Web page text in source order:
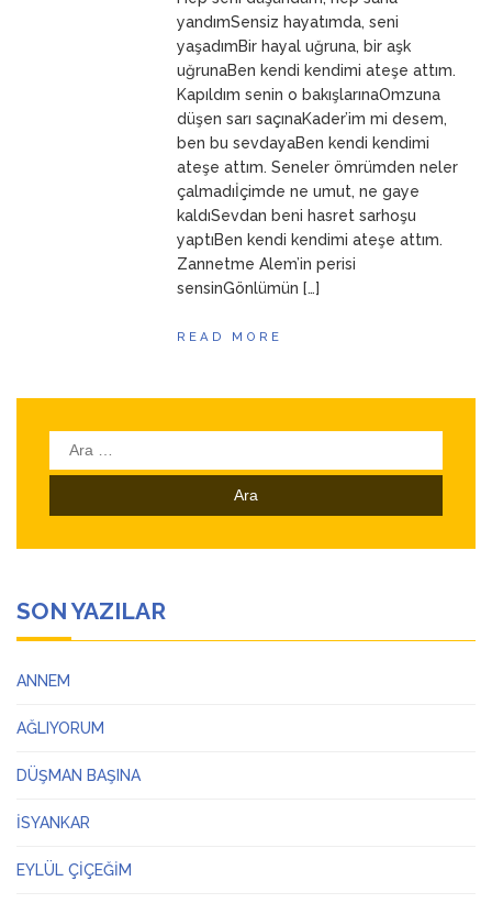
ANNEMyandımSensiz hayatımda, seni
yaşadımBir hayal uğruna, bir aşk
uğrunaBen kendi kendimi ateşe attım.
Kapıldım senin o bakışlarınaOmzuna
düşen sarı saçınaKader’im mi desem,
ben bu sevdayaBen kendi kendimi
ateşe attım. Seneler ömrümden neler
çalmadıİçimde ne umut, ne gaye
kaldıSevdan beni hasret sarhoşu
yaptıBen kendi kendimi ateşe attım.
Zannetme Alem’in perisi
sensinGönlümün […]
READ MORE
Arama:
SON YAZILAR
ANNEM
AĞLIYORUM
DÜŞMAN BAŞINA
İSYANKAR
EYLÜL ÇİÇEĞİM